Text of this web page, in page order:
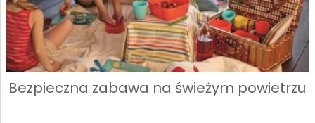
Bezpieczna zabawa na świeżym powietrzu